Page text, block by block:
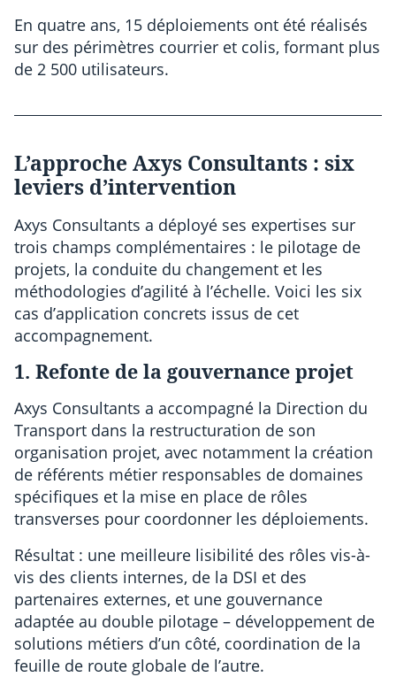
En quatre ans, 15 déploiements ont été réalisés
sur des périmètres courrier et colis, formant plus
de 2 500 utilisateurs.
L’approche Axys Consultants : six
leviers d’intervention
Axys Consultants a déployé ses expertises sur
trois champs complémentaires : le pilotage de
projets, la conduite du changement et les
méthodologies d’agilité à l’échelle. Voici les six
cas d’application concrets issus de cet
accompagnement.
1. Refonte de la gouvernance projet
Axys Consultants a accompagné la Direction du
Transport dans la restructuration de son
organisation projet, avec notamment la création
de référents métier responsables de domaines
spécifiques et la mise en place de rôles
transverses pour coordonner les déploiements.
Résultat : une meilleure lisibilité des rôles vis-à-
vis des clients internes, de la DSI et des
partenaires externes, et une gouvernance
adaptée au double pilotage – développement de
solutions métiers d’un côté, coordination de la
feuille de route globale de l’autre.